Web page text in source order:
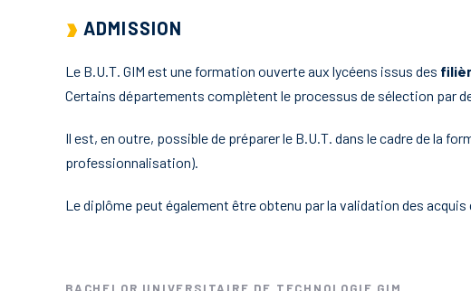
ADMISSION
Le B.U.T. GIM est une formation ouverte aux lycéens issus des
Certains départements complètent le processus de sélection par
Il est, en outre, possible de préparer le B.U.T. dans le cadre de la
professionnalisation).
Le diplôme peut également être obtenu par la validation des acquis